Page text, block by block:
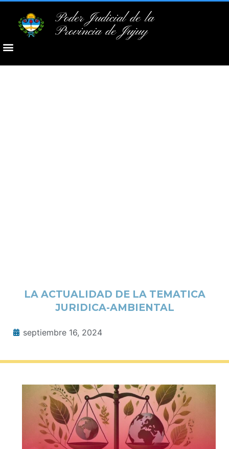
Poder Judicial de la
Provincia de Jujuy
LA ACTUALIDAD DE LA TEMATICA
JURIDICA-AMBIENTAL
septiembre 16, 2024